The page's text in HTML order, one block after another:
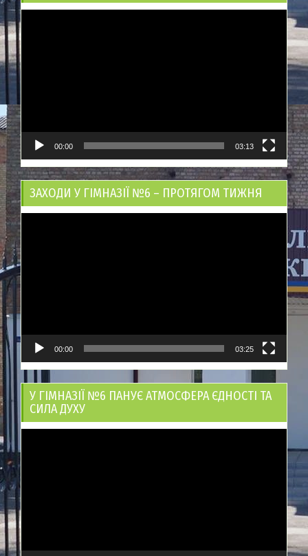
00:00 03:13
ЗАХОДИ У ГІМНАЗІЇ №6 – ПРОТЯГОМ ТИЖНЯ
00:00 03:25
У ГІМНАЗІЇ №6 ПАНУЄ АТМОСФЕРА ЄДНОСТІ ТА
СИЛА ДУХУ